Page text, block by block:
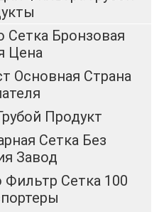
Сетка Бронзовая
Цена
Основная Страна
Продукт
Сетка Без
Завод
Сетка 100